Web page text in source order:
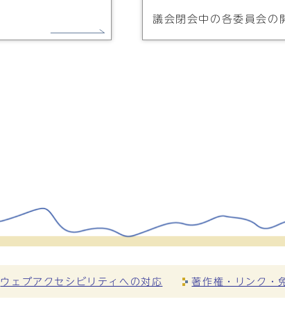
議会閉会中の各委員会の
ウェブアクセシビリティへの対応 著作権・リンク・